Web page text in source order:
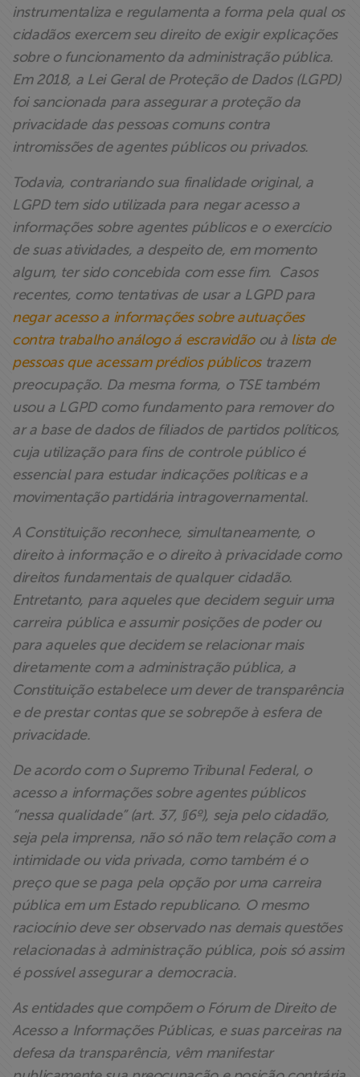
instrumentaliza e regulamenta a forma pela qual os
cidadãos exercem seu direito de exigir explicações
sobre o funcionamento da administração pública.
Em 2018, a Lei Geral de Proteção de Dados (LGPD)
foi sancionada para assegurar a proteção da
privacidade das pessoas comuns contra
intromissões de agentes públicos ou privados.
Todavia, contrariando sua finalidade original, a
LGPD tem sido utilizada para negar acesso a
informações sobre agentes públicos e o exercício
de suas atividades, a despeito de, em momento
algum, ter sido concebida com esse fim. Casos
recentes, como tentativas de usar a LGPD para
negar acesso a informações sobre autuações
contra trabalho análogo á escravidãoou à lista de
pessoas que acessam prédios públicostrazem
preocupação. Da mesma forma, o TSE também
usou a LGPD como fundamento para remover do
ar a base de dados de filiados de partidos políticos,
cuja utilização para fins de controle público é
essencial para estudar indicações políticas e a
movimentação partidária intragovernamental.
A Constituição reconhece, simultaneamente, o
direito à informação e o direito à privacidade como
direitos fundamentais de qualquer cidadão.
Entretanto, para aqueles que decidem seguir uma
carreira pública e assumir posições de poder ou
para aqueles que decidem se relacionar mais
diretamente com a administração pública, a
Constituição estabelece um dever de transparência
e de prestar contas que se sobrepõe à esfera de
privacidade.
De acordo com o Supremo Tribunal Federal, o
acesso a informações sobre agentes públicos
“nessa qualidade” (art. 37, §6º), seja pelo cidadão,
seja pela imprensa, não só não tem relação com a
intimidade ou vida privada, como também é o
preço que se paga pela opção por uma carreira
pública em um Estado republicano. O mesmo
raciocínio deve ser observado nas demais questões
relacionadas à administração pública, pois só assim
é possível assegurar a democracia.
As entidades que compõem o Fórum de Direito de
Acesso a Informações Públicas, e suas parceiras na
defesa da transparência, vêm manifestar